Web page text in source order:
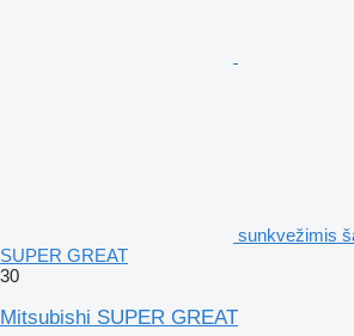
sunkvežimis
SUPER GREAT
30
Mitsubishi SUPER GREAT